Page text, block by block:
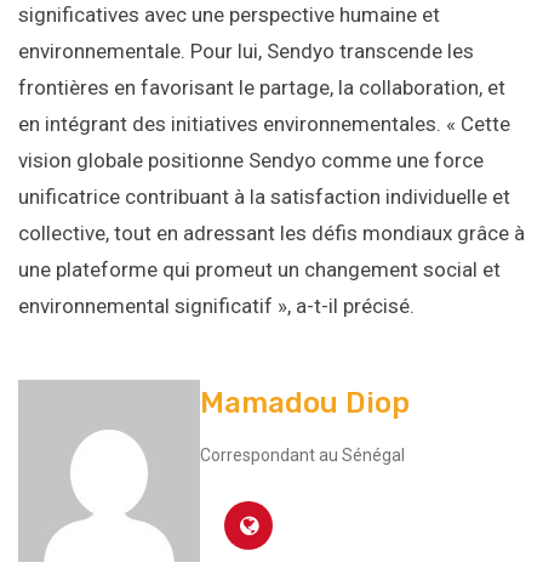
significatives avec une perspective humaine et
environnementale. Pour lui, Sendyo transcende les
frontières en favorisant le partage, la collaboration, et
en intégrant des initiatives environnementales. « Cette
vision globale positionne Sendyo comme une force
unificatrice contribuant à la satisfaction individuelle et
collective, tout en adressant les défis mondiaux grâce à
une plateforme qui promeut un changement social et
environnemental significatif », a-t-il précisé.
Mamadou Diop
Correspondant au Sénégal